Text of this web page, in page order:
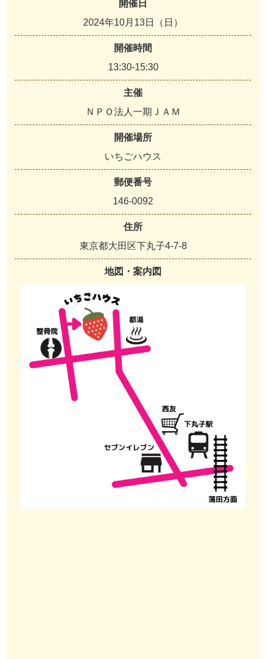
開催日
2024年10月13日（日）
開催時間
13:30-15:30
主催
ＮＰＯ法人一期ＪＡＭ
開催場所
いちごハウス
郵便番号
146-0092
住所
東京都大田区下丸子4-7-8
地図・案内図